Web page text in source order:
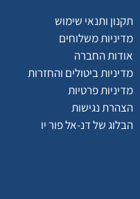
תקנון ותנאי שימוש
מדיניות משלוחים
אודות החברה
מדיניות ביטולים והחזרות
מדיניות פרטיות
הצהרת נגישות
הבלוג של דנ-אל פור יו